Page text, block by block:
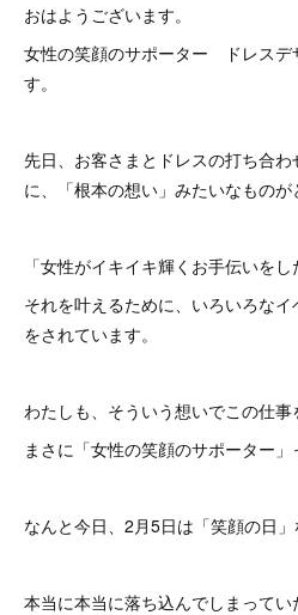
おはようございます。
女性の笑顔のサポーター ドレスデ
す。
先日、お客さまとドレスの打ち合
に、「根本の想い」みたいなものが
「女性がイキイキ輝くお手伝いをし
それを叶えるために、いろいろな
をされています。
わたしも、そういう想いでこの仕事
まさに「女性の笑顔のサポーター」
なんと今日、2月5日は「笑顔の日」
本当に本当に落ち込んでしまって